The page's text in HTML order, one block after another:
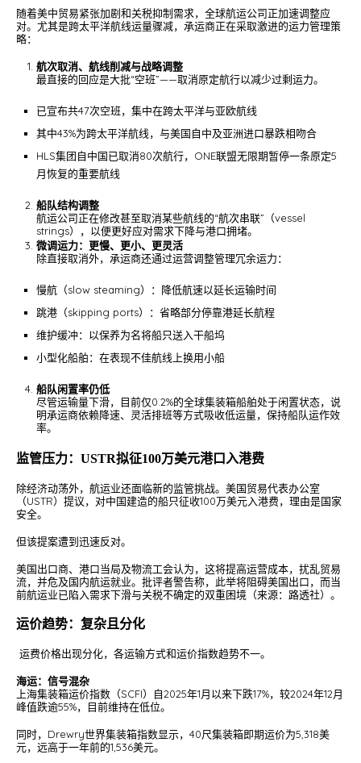
随着美中贸易紧张加剧和关税抑制需求，全球航运公司正加速调整应
对。尤其是跨太平洋航线运量骤减，承运商正在采取激进的运力管理策
略：
航次取消、航线削减与战略调整
最直接的回应是大批“空班”——取消原定航行以减少过剩运力。
已宣布共47次空班，集中在跨太平洋与亚欧航线
其中43%为跨太平洋航线，与美国自中及亚洲进口暴跌相吻合
HLS集团自中国已取消80次航行，ONE联盟无限期暂停一条原定5
月恢复的重要航线
船队结构调整
航运公司正在修改甚至取消某些航线的“航次串联”（vessel
strings），以便更好应对需求下降与港口拥堵。
微调运力：更慢、更小、更灵活
除直接取消外，承运商还通过运营调整管理冗余运力：
慢航（slow steaming）：降低航速以延长运输时间
跳港（skipping ports）：省略部分停靠港延长航程
维护缓冲：以保养为名将船只送入干船坞
小型化船舶：在表现不佳航线上换用小船
船队闲置率仍低
尽管运输量下滑，目前仅0.2%的全球集装箱船舶处于闲置状态，说
明承运商依赖降速、灵活排班等方式吸收低运量，保持船队运作效
率。
监管压力：USTR拟征100万美元港口入港费
除经济动荡外，航运业还面临新的监管挑战。美国贸易代表办公室
（USTR）提议，对中国建造的船只征收100万美元入港费，理由是国家
安全。
但该提案遭到迅速反对。
美国出口商、港口当局及物流工会认为，这将提高运营成本，扰乱贸易
流，并危及国内航运就业。批评者警告称，此举将阻碍美国出口，而当
前航运业已陷入需求下滑与关税不确定的双重困境（来源：路透社）。
运价趋势：复杂且分化
运费价格出现分化，各运输方式和运价指数趋势不一。
海运：信号混杂
上海集装箱运价指数（SCFI）自2025年1月以来下跌17%，较2024年12月
峰值跌逾55%，目前维持在低位。
同时，Drewry世界集装箱指数显示，40尺集装箱即期运价为5,318美
元，远高于一年前的1,536美元。